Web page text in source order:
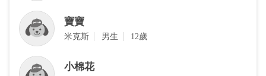
寶寶
‎米克斯 男生 12歲
小棉花